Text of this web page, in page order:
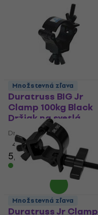
Duratruss BIG Jr
Clamp 100kg Black
Držiak na svetlá
Držiak na svetlá
4,9/5
5,40 €
Na sklade
Množstevná zľava
Duratruss Jr Clamp
Množstevná zľava